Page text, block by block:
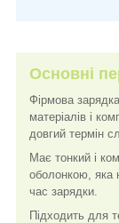
Основні
Фірмова
матеріалів і
довгий термін
Має тонкий і
оболонкою, яка
час зарядки.
Підходить для